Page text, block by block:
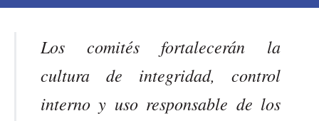
Los comités fortalecerán la
cultura de integridad, control
interno y uso responsable de los